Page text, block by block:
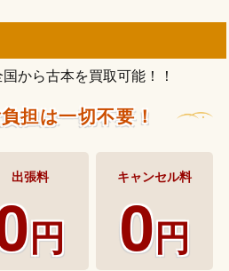
から古本を買取可能！！
担は一切不要！
出張料
円
キャンセル料
0円